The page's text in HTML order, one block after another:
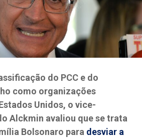
do PCC e do
como organizações
Unidos, o vice-
Alckmin avaliou que se trata
Bolsonaro para desviar a